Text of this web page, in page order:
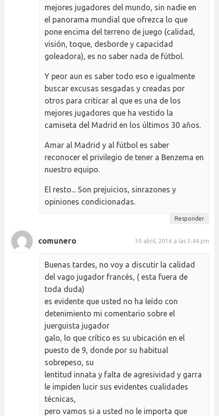
mejores jugadores del mundo, sin nadie en
el panorama mundial que ofrezca lo que
pone encima del terreno de juego (calidad,
visión, toque, desborde y capacidad
goleadora), es no saber nada de fútbol.
Y peor aun es saber todo eso e igualmente
buscar excusas sesgadas y creadas por
otros para criticar al que es una de los
mejores jugadores que ha vestido la
camiseta del Madrid en los últimos 30 años.
Amar al Madrid y al fútbol es saber
reconocer el privilegio de tener a Benzema en
nuestro equipo.
El resto... Son prejuicios, sinrazones y
opiniones condicionadas.
Responder
comunero 30 abril, 2016 a las 3:44 pm
Buenas tardes, no voy a discutir la calidad
del vago jugador francés, ( esta fuera de
toda duda)
es evidente que usted no ha leído con
detenimiento mi comentario sobre el
juerguista jugador
galo, lo que crítico es su ubicación en el
puesto de 9, donde por su habitual
sobrepeso, su
lentitud innata y falta de agresividad y garra
le impiden lucir sus evidentes cualidades
técnicas,
pero vamos si a usted no le importa que